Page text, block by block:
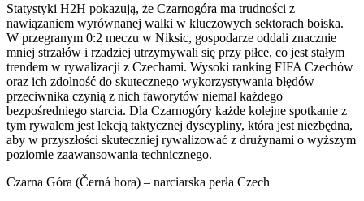
Statystyki H2H pokazują, że Czarnogóra ma trudności z
nawiązaniem wyrównanej walki w kluczowych sektorach boiska.
W przegranym 0:2 meczu w Niksic, gospodarze oddali znacznie
mniej strzałów i rzadziej utrzymywali się przy piłce, co jest stałym
trendem w rywalizacji z Czechami. Wysoki ranking FIFA Czechów
oraz ich zdolność do skutecznego wykorzystywania błędów
przeciwnika czynią z nich faworytów niemal każdego
bezpośredniego starcia. Dla Czarnogóry każde kolejne spotkanie z
tym rywalem jest lekcją taktycznej dyscypliny, która jest niezbędna,
aby w przyszłości skuteczniej rywalizować z drużynami o wyższym
poziomie zaawansowania technicznego.
Czarna Góra (Černá hora) – narciarska perła Czech